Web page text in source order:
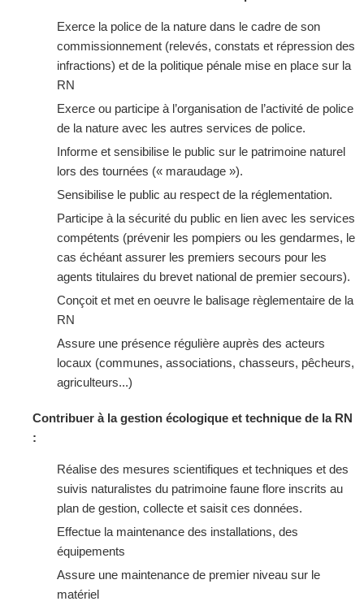
Exerce la police de la nature dans le cadre de son
commissionnement (relevés, constats et répression des
infractions) et de la politique pénale mise en place sur la
RN
Exerce ou participe à l’organisation de l’activité de police
de la nature avec les autres services de police.
Informe et sensibilise le public sur le patrimoine naturel
lors des tournées (« maraudage »).
Sensibilise le public au respect de la réglementation.
Participe à la sécurité du public en lien avec les services
compétents (prévenir les pompiers ou les gendarmes, le
cas échéant assurer les premiers secours pour les
agents titulaires du brevet national de premier secours).
Conçoit et met en oeuvre le balisage règlementaire de la
RN
Assure une présence régulière auprès des acteurs
locaux (communes, associations, chasseurs, pêcheurs,
agriculteurs...)
Contribuer à la gestion écologique et technique de la RN
:
Réalise des mesures scientifiques et techniques et des
suivis naturalistes du patrimoine faune flore inscrits au
plan de gestion, collecte et saisit ces données.
Effectue la maintenance des installations, des
équipements
Assure une maintenance de premier niveau sur le
matériel